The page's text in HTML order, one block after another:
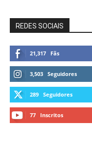
REDES SOCIAIS
21,317 Fãs
3,503 Seguidores
289 Seguidores
77 Inscritos